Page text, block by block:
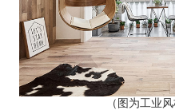
（图为工业